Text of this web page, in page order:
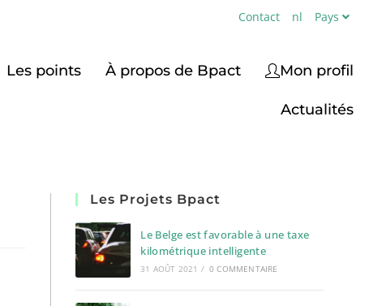
Contact nl Pays
Les points À propos de Bpact Mon profil
Actualités
Les Projets Bpact
Le Belge est favorable à une taxe
kilométrique intelligente
31 AOÛT 2021 / 0 COMMENTAIRE